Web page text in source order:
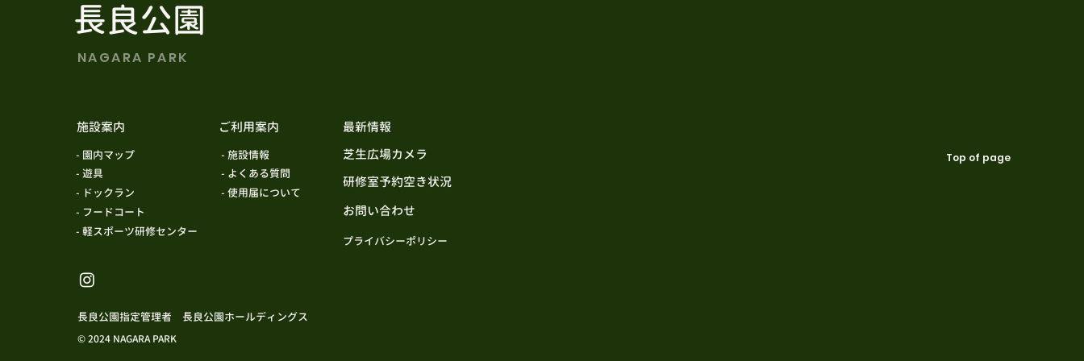
長良公園
NAGARA PARK
施設案内
​ - 園内マップ
​ - 遊具
​ - ドックラン
ご利用案内
​ - 施設情報
​ - よくある質問
​ - 使用届について
​ - フードコート
​ - 軽スポーツ研修センター
最新情報
芝生広場カメラ
研修室予約空き状況
お問い合わせ
プライバシーポリシー
長良公園指定管理者 長良公園ホールディングス
© 2024 NAGARA PARK
Top of page